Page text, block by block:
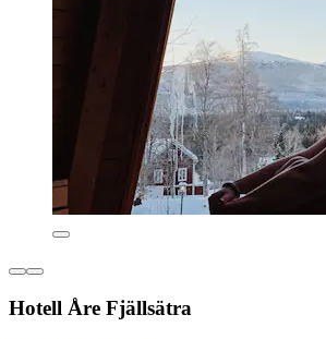
Hotell Åre Fjällsätra